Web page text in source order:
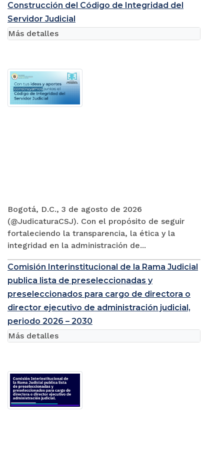
Construcción del Código de Integridad del
Servidor Judicial
Bogotá, D.C., 3 de agosto de 2026
(@JudicaturaCSJ). Con el propósito de seguir
fortaleciendo la transparencia, la ética y la
integridad en la administración de...
Más detalles
Comisión Interinstitucional de la Rama Judicial
publica lista de preseleccionadas y
preseleccionados para cargo de directora o
director ejecutivo de administración judicial,
periodo 2026 – 2030
Más detalles